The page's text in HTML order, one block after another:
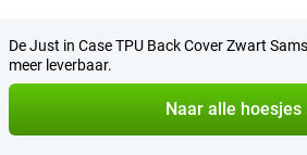
De Just in Case TPU Back Cover Zwart
meer leverbaar.
Naar alle hoesjes